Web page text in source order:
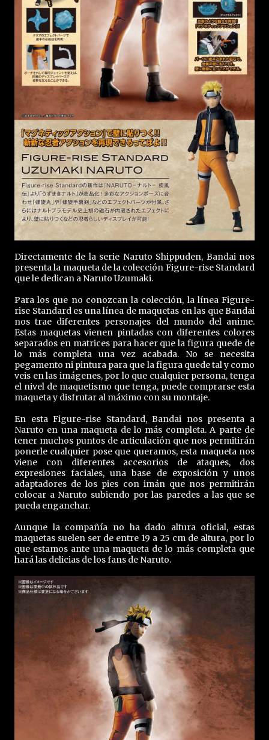
Directamente de la serie Naruto Shippuden, Bandai nos
presenta la maqueta de la colección Figure-rise Standard
que le dedican a Naruto Uzumaki.
Para los que no conozcan la colección, la línea Figure-
rise Standard es una línea de maquetas en las que Bandai
nos trae diferentes personajes del mundo del anime.
Estas maquetas vienen pintadas con diferentes colores
separados en matrices para hacer que la figura quede de
lo más completa una vez acabada. No se necesita
pegamento ni pintura para que la figura quede tal y como
veis en las imágenes, por lo que cualquier persona, tenga
el nivel de maquetismo que tenga, puede comprarse esta
maqueta y disfrutar al máximo con su montaje.
En esta Figure-rise Standard, Bandai nos presenta a
Naruto en una maqueta de lo más completa. A parte de
tener muchos puntos de articulación que nos permitirán
ponerle cualquier pose que queramos, esta maqueta nos
viene con diferentes accesorios de ataques, dos
expresiones faciales, una base de exposición y unos
adaptadores de los pies con imán que nos permitirán
colocar a Naruto subiendo por las paredes a las que se
pueda enganchar.
Aunque la compañía no ha dado altura oficial, estas
maquetas suelen ser de entre 19 a 25 cm de altura, por lo
que estamos ante una maqueta de lo más completa que
hará las delicias de los fans de Naruto.